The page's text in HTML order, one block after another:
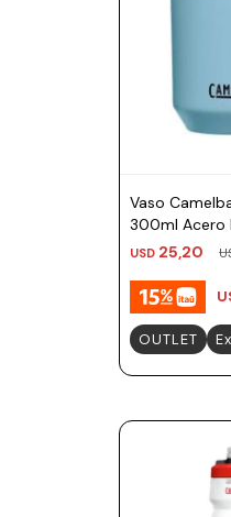
Vaso
300ml Acero
USD 25,20
OUTLET